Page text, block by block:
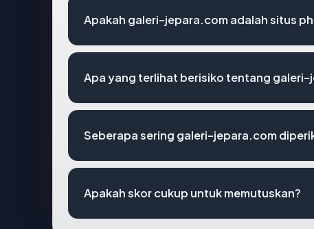
Apakah galeri-jepara.com adalah situs
Apa yang terlihat berisiko tentang galeri-
Seberapa sering galeri-jepara.com
Apakah skor cukup untuk memutuskan?